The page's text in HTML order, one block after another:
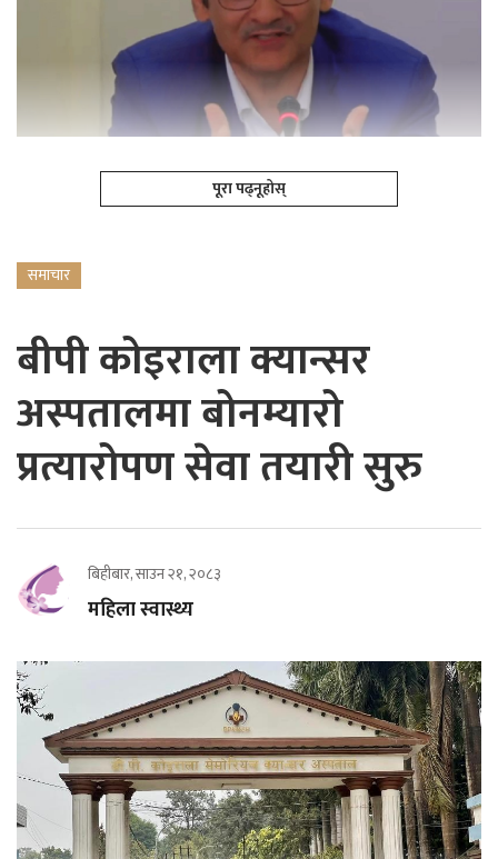
पूरा पढ्नूहोस्
समाचार
बीपी कोइराला क्यान्सर
अस्पतालमा बोनम्यारो
प्रत्यारोपण सेवा तयारी सुरु
बिहीबार, साउन २१, २०८३
महिला स्वास्थ्य